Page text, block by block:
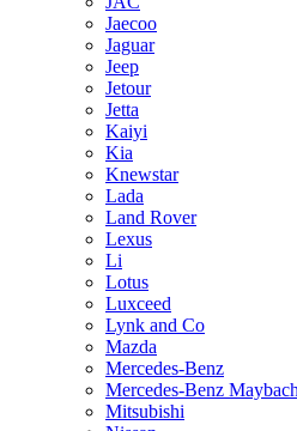
Jaecoo
Jaguar
Jeep
Jetour
Jetta
Kaiyi
Kia
Knewstar
Lada
Land Rover
Lexus
Li
Lotus
Luxceed
Lynk and Co
Mazda
Mercedes-Benz
Mercedes-Benz Maybach
Mitsubishi